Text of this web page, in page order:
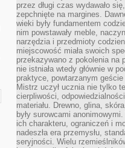
przez długi czas wydawało
zepchnięte na margines.
wieki były fundamentem
nim powstawały meble,
narzędzia i przedmioty
miejscowość miała swoich
przekazywano z pokolenia na
nie istniała wtedy głównie w
praktyce, powtarzanym
Mistrz uczył ucznia nie tylko
cierpliwości,
materiału. Drewno, glina,
były surowcami
ich charakteru, ograniczeń i
nadeszła era przemysłu,
seryjności. Wielu